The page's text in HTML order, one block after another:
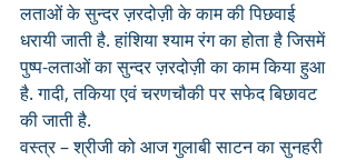
लताओं के सुन्दर ज़रदोज़ी के काम की पिछवाई
धरायी जाती है. हांशिया श्याम रंग का होता है जिसमें
पुष्प-लताओं का सुन्दर ज़रदोज़ी का काम किया हुआ
है. गादी, तकिया एवं चरणचौकी पर सफेद बिछावट
की जाती है.
वस्त्र – श्रीजी को आज गुलाबी साटन का सुनहरी